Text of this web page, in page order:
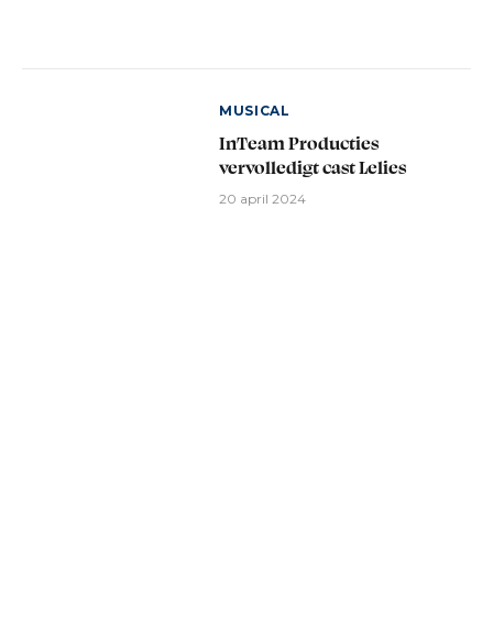
MUSICAL
InTeam Producties
vervolledigt cast Lelies
20 april 2024